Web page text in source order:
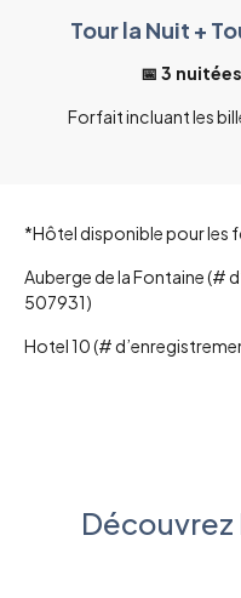
Tour la Nuit +
📅 3
Forfait incluant les
*Hôtel disponible pour les
Auberge de la Fontaine (#
507931)
Hotel 10 (#